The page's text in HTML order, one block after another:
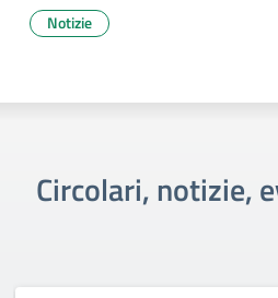
Notizie
Circolari, notizie,